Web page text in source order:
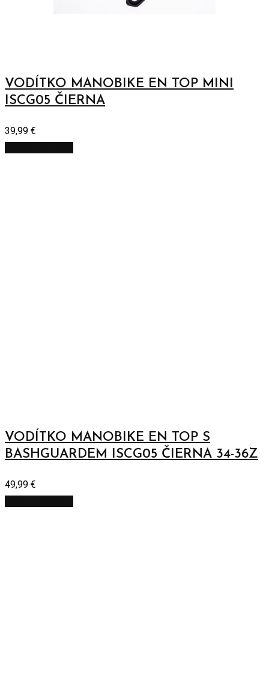
VODÍTKO MANOBIKE EN TOP MINI
ISCG05 ČIERNA
39,99 €
VODÍTKO MANOBIKE EN TOP S
BASHGUARDEM ISCG05 ČIERNA 34-36Z
49,99 €